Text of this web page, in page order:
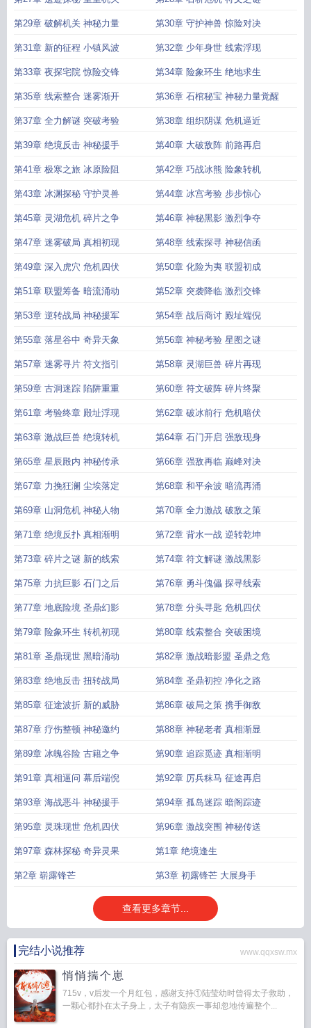
第29章 破解机关 神秘力量 第30章 守护神兽 惊险对决
第31章 新的征程 小镇风波 第32章 少年身世 线索浮现
第33章 夜探宅院 惊险交锋 第34章 险象环生 绝地求生
第35章 线索整合 迷雾渐开 第36章 石棺秘宝 神秘力量觉醒
第37章 全力解谜 突破考验 第38章 组织阴谋 危机逼近
第39章 绝境反击 神秘援手 第40章 大破敌阵 前路再启
第41章 极寒之旅 冰原险阻 第42章 巧战冰熊 险象转机
第43章 冰渊探秘 守护灵兽 第44章 冰宫考验 步步惊心
第45章 灵湖危机 碎片之争 第46章 神秘黑影 激烈争夺
第47章 迷雾破局 真相初现 第48章 线索探寻 神秘信函
第49章 深入虎穴 危机四伏 第50章 化险为夷 联盟初成
第51章 联盟筹备 暗流涌动 第52章 突袭降临 激烈交锋
第53章 逆转战局 神秘援军 第54章 战后商讨 殿址端倪
第55章 落星谷中 奇异天象 第56章 神秘考验 星图之谜
第57章 迷雾寻片 符文指引 第58章 灵湖巨兽 碎片再现
第59章 古洞迷踪 陷阱重重 第60章 符文破阵 碎片终聚
第61章 考验终章 殿址浮现 第62章 破冰前行 危机暗伏
第63章 激战巨兽 绝境转机 第64章 石门开启 强敌现身
第65章 星辰殿内 神秘传承 第66章 强敌再临 巅峰对决
第67章 力挽狂澜 尘埃落定 第68章 和平余波 暗流再涌
第69章 山洞危机 神秘人物 第70章 全力激战 破敌之策
第71章 绝境反扑 真相渐明 第72章 背水一战 逆转乾坤
第73章 碎片之谜 新的线索 第74章 符文解谜 激战黑影
第75章 力抗巨影 石门之后 第76章 勇斗傀儡 探寻线索
第77章 地底险境 圣鼎幻影 第78章 分头寻匙 危机四伏
第79章 险象环生 转机初现 第80章 线索整合 突破困境
第81章 圣鼎现世 黑暗涌动 第82章 激战暗影盟 圣鼎之危
第83章 绝地反击 扭转战局 第84章 圣鼎初控 净化之路
第85章 征途波折 新的威胁 第86章 破局之策 携手御敌
第87章 疗伤整顿 神秘邀约 第88章 神秘老者 真相渐显
第89章 冰魄谷险 古籍之争 第90章 追踪觅迹 真相渐明
第91章 真相逼问 幕后端倪 第92章 厉兵秣马 征途再启
第93章 海战恶斗 神秘援手 第94章 孤岛迷踪 暗阁踪迹
第95章 灵珠现世 危机四伏 第96章 激战突围 神秘传送
第97章 森林探秘 奇异灵果 第1章 绝境逢生
第2章 崭露锋芒 第3章 初露锋芒 大展身手
查看更多章节...
完结小说推荐 www.qqxsw.mx
悄悄揣个崽
715v，v后发一个月红包，感谢支持①陆莹幼时曾得太子救助，
一颗心都扑在太子身上，太子有隐疾一事却忽地传遍整个...